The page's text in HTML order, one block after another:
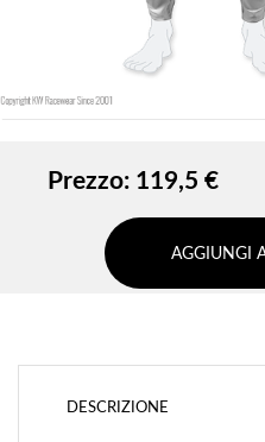
Prezzo: 119,5 €
AGGIUNGI
DESCRIZIONE